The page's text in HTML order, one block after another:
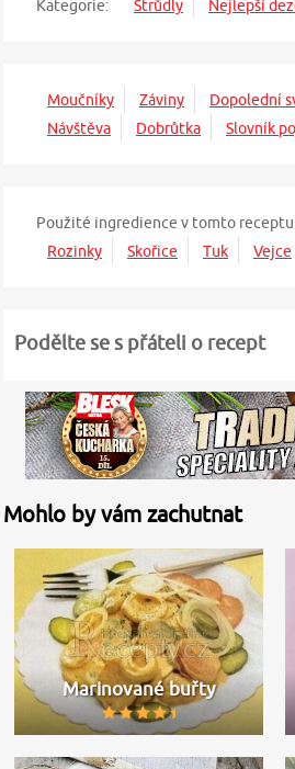
Kategorie: Štrůdly Nejlepší
Moučníky Záviny Dopolední
Návštěva
Dobrůtka Slovník
Použité ingredience v tomto
Rozinky
Skořice Tuk Vejce
Podělte se s přáteli o recept
Mohlo by vám zachutnat
Marinované buřty